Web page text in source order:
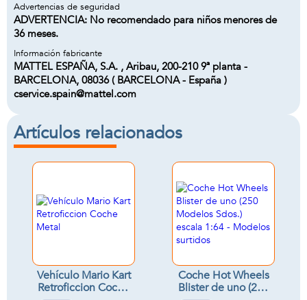
Advertencias de seguridad
ADVERTENCIA: No recomendado para niños menores de
36 meses.
Información fabricante
MATTEL ESPAÑA, S.A. , Aribau, 200-210 9ª planta -
BARCELONA, 08036 ( BARCELONA - España )
cservice.spain@mattel.com
Artículos relacionados
Vehículo Mario Kart
Retroficcion Coche
Coche Hot Wheels
Blister de uno (250